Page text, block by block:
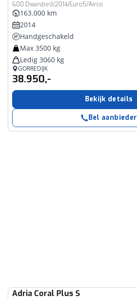
600 Dwarsbed/2014/Euro5/Airco
163.000 km
2014
Handgeschakeld
Max 3500 kg
Ledig 3060 kg
GORREDIJK
38.950,-
Bekijk details
Bel aanbieder
Adria Coral Plus S